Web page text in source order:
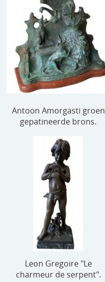
speelgoed
zilverwerk
klokken
spiegels
tapijten
boeken
Antoon Amorgasti groen
gepatineerde brons.
Leon Gregoire "Le
charmeur de serpent".